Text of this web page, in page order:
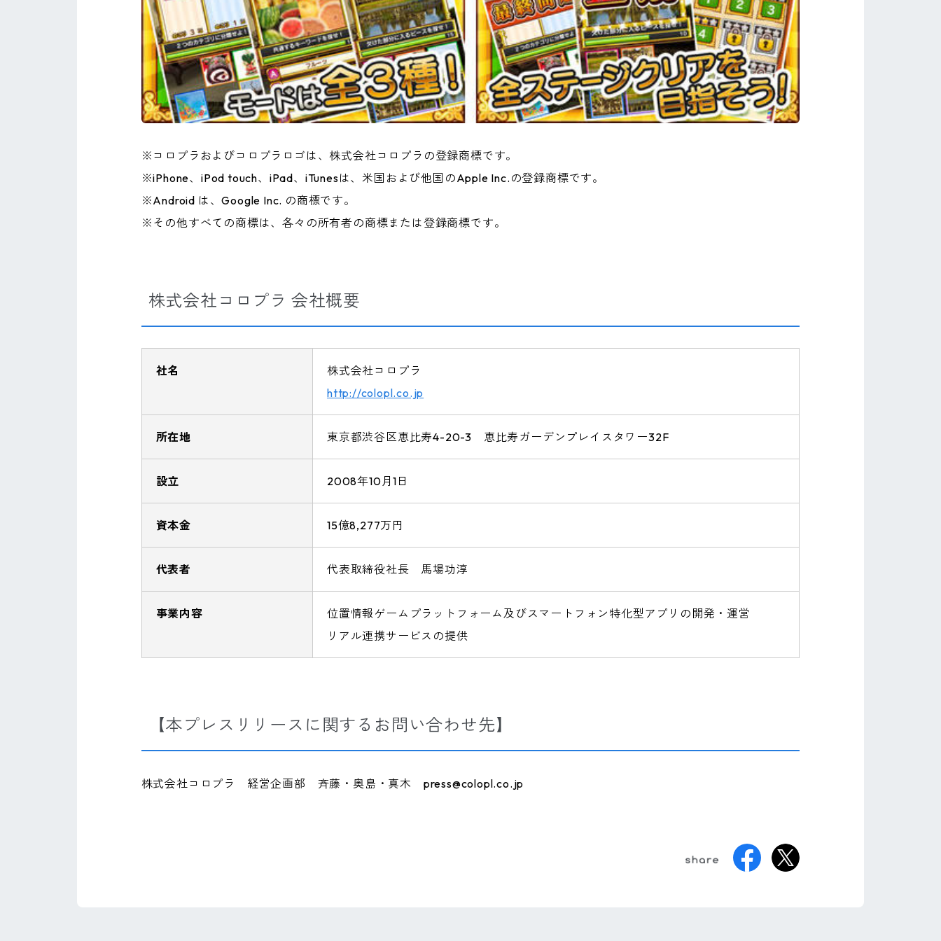
※コロプラおよびコロプラロゴは、株式会社コロプラの登録商標です。
※iPhone、iPod touch、iPad、iTunesは、米国および他国のApple Inc.の登録商標です。
※Android は、Google Inc. の商標です。
※その他すべての商標は、各々の所有者の商標または登録商標です。
株式会社コロプラ 会社概要
社名
株式会社コロプラ
http://colopl.co.jp
所在地 東京都渋谷区恵比寿4-20-3 恵比寿ガーデンプレイスタワー32F
設立 2008年10月1日
資本金 15億8,277万円
代表者 代表取締役社長 馬場功淳
事業内容
位置情報ゲームプラットフォーム及びスマートフォン特化型アプリの開発・運営
リアル連携サービスの提供
【本プレスリリースに関するお問い合わせ先】
株式会社コロプラ 経営企画部 斉藤・奥島・真木 press@colopl.co.jp